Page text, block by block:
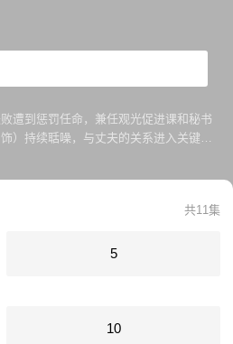
遭到惩罚任命，兼任观光促进课和秘书
）持续聒噪，与丈夫的关系进入关键时
好感。 48岁的千明，52岁的和平，加在
共11集
5
10